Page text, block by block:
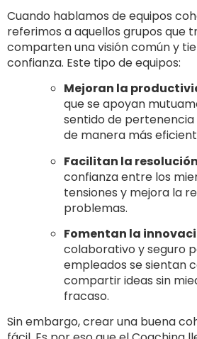
Cuando hablamos de equipos
referimos a aquellos grupos que
comparten una visión común y
confianza. Este tipo de equipos:
Mejoran la
que se apoyan
sentido de
de manera más
Facilitan la
confianza entre los
tensiones y mejora la
problemas.
Fomentan la
colaborativo y seguro
empleados se sientan
compartir ideas sin
fracaso.
Sin embargo, crear una buena